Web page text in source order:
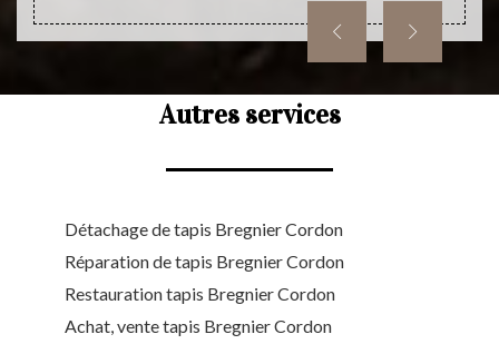
Autres services
Détachage de tapis Bregnier Cordon
Réparation de tapis Bregnier Cordon
Restauration tapis Bregnier Cordon
Achat, vente tapis Bregnier Cordon